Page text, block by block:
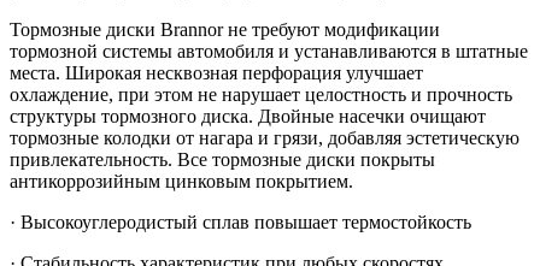
Тормозные диски Brannor не требуют модификации
тормозной системы автомобиля и устанавливаются в штатные
места. Широкая несквозная перфорация улучшает
охлаждение, при этом не нарушает целостность и прочность
структуры тормозного диска. Двойные насечки очищают
тормозные колодки от нагара и грязи, добавляя эстетическую
привлекательность. Все тормозные диски покрыты
антикоррозийным цинковым покрытием.
· Высокоуглеродистый сплав повышает термостойкость